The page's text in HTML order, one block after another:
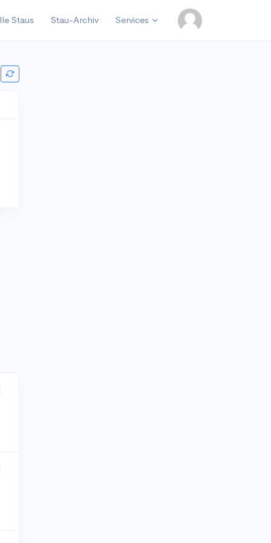
Staus Stau-Archiv Services